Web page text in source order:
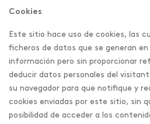
Cookies
Este sitio hace uso de cookies, las
ficheros de datos que se generan
información pero sin proporcionar
deducir datos personales del
su navegador para que notifique y
cookies enviadas por este sitio, sin
posibilidad de acceder a los